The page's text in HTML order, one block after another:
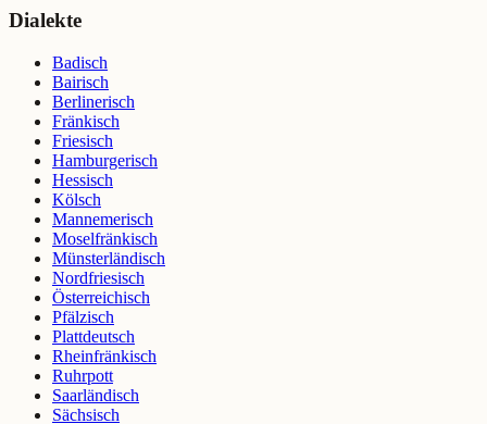
Dialekte
Badisch
Bairisch
Berlinerisch
Fränkisch
Friesisch
Hamburgerisch
Hessisch
Kölsch
Mannemerisch
Moselfränkisch
Münsterländisch
Nordfriesisch
Österreichisch
Pfälzisch
Plattdeutsch
Rheinfränkisch
Ruhrpott
Saarländisch
Sächsisch